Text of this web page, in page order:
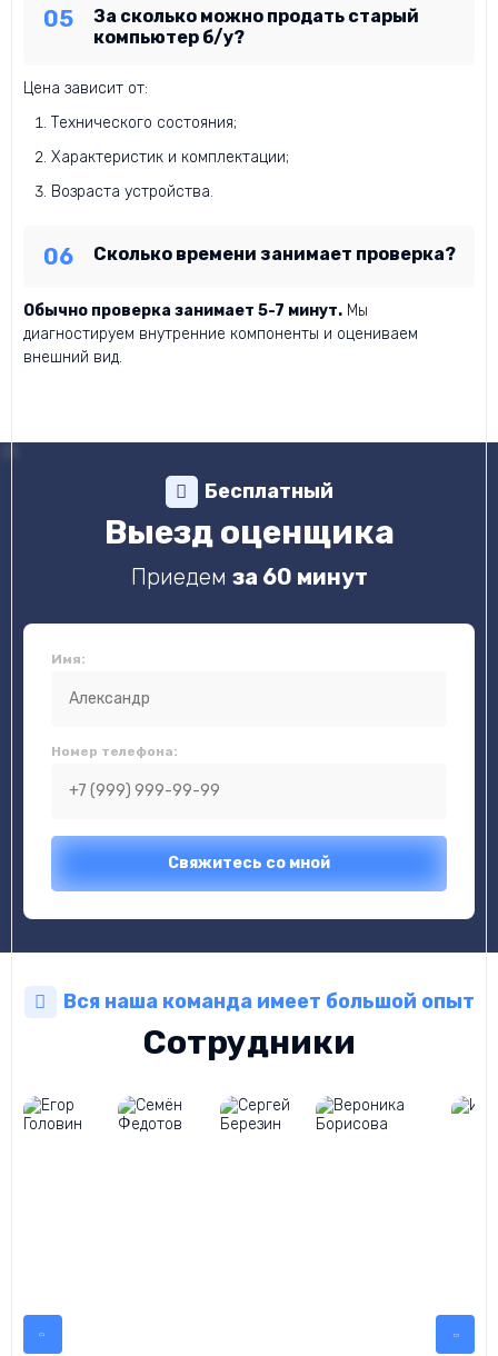
За сколько можно продать старый
компьютер б/у?
Цена зависит от:
Технического состояния;
Характеристик и комплектации;
Возраста устройства.
Сколько времени занимает проверка?
Обычно проверка занимает 5-7 минут. Мы
диагностируем внутренние компоненты и оцениваем
внешний вид.
Бесплатный
Выезд оценщика
Приедем за 60 минут
Имя:
Номер телефона:
Вся наша команда имеет большой опыт
Сотрудники